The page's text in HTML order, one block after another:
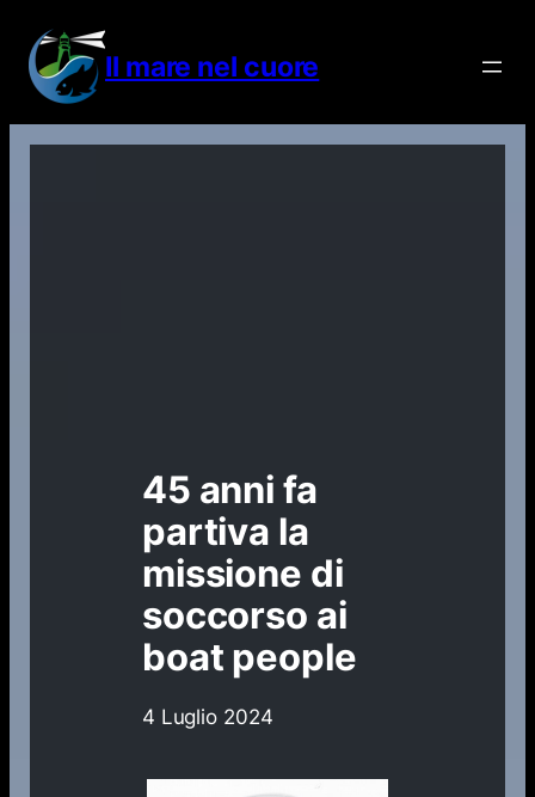
contenuto
Il mare nel cuore
45 anni fa
partiva la
missione di
soccorso ai
boat people
4 Luglio 2024